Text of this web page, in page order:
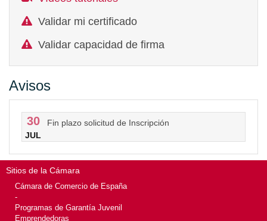
Validar mi certificado
Validar capacidad de firma
Avisos
30
JUL
Fin plazo solicitud de Inscripción
Sitios de la Cámara
Cámara de Comercio de España
-
Programas de Garantía Juvenil
Emprendedoras